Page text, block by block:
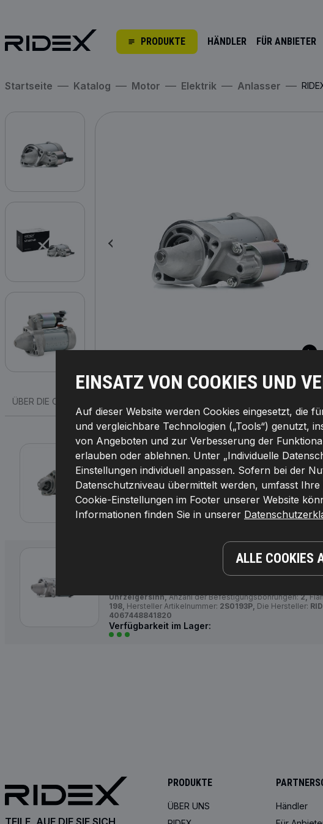
PRODUKTE HÄNDLER FÜR ANBIETER
EINSATZ VON COOKIES UND
Auf dieser Website werden Cookies eingesetzt, die
und vergleichbare Technologien („Tools“) genutzt,
von Angeboten und zur Verbesserung der
erlauben oder ablehnen. Unter „Individuelle
Einstellungen individuell anpassen. Sofern bei der
Datenschutzniveau übermittelt werden, umfasst
Cookie-Einstellungen im Footer unserer Website
Informationen finden Sie in unserer
ALLE COOKIES
Startseite Katalog Motor Elektrik Anlasser
ÜBER DIE OEM-NUMMER
2S0193R
RIDEX REMAN Anlasser
Starterleistung [kW]:1,8,Spannung [V]:12, Zähnezahl:12,
Anzahl der Befestigungsbohrungen:
198,Hersteller Artikelnummer: 2S0193R,Die Hersteller:
4064138163880
Verfügbarkeit im Lager:
Uhrzeigersinn,Anzahl der Befestigungsbohrungen:2,
198, Hersteller Artikelnummer: 2S0193P, Die Hersteller:
4067448841820
Verfügbarkeit im Lager:
TEILE, AUF DIE SIE SICH
PRODUKTE
ÜBER UNS
Händler